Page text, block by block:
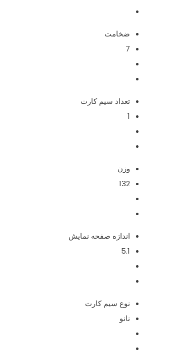
ضخامت
7
تعداد سیم کارت
1
وزن
132
اندازه صفحه نمایش
5.1
نوع سیم کارت
نانو